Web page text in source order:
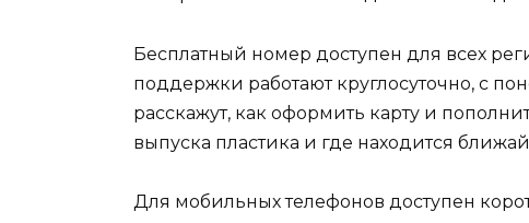
Бесплатный номер доступен для всех
поддержки работают круглосуточно, с
расскажут, как оформить карту и
выпуска пластика и где находится
Для мобильных телефонов доступен